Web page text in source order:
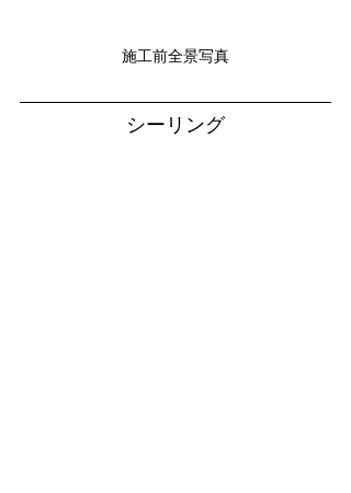
施工前全景写真
シーリング